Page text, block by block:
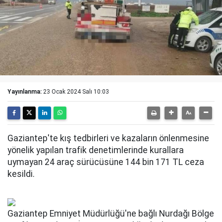
Yayınlanma: 23 Ocak 2024 Salı 10:03
Gaziantep'te kış tedbirleri ve kazaların önlenmesine
yönelik yapılan trafik denetimlerinde kurallara
uymayan 24 araç sürücüsüne 144 bin 171 TL ceza
kesildi.
Gaziantep Emniyet Müdürlüğü'ne bağlı Nurdağı Bölge